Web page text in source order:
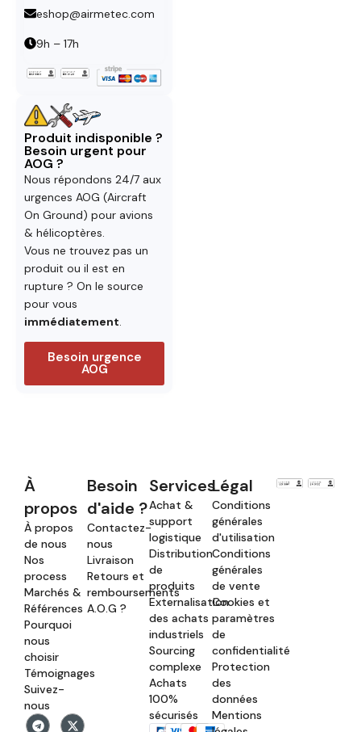
eshop@airmetec.com
9h – 17h
Produit indisponible ?
Besoin urgent pour
AOG ?
Nous répondons 24/7 aux
urgences AOG (Aircraft
On Ground) pour avions
& hélicoptères.
Vous ne trouvez pas un
produit ou il est en
rupture ? On le source
pour vous
immédiatement.
Besoin urgence
AOG
À
propos
À propos
de nous
Nos
process
Marchés &
Références
Pourquoi
nous
choisir
Témoignages
Suivez-
nous
Besoin
d'aide ?
Contactez-
nous
Livraison
Retours et
remboursements
A.O.G ?
Services
Achat &
support
logistique
Distribution
de
produits
Externalisation
des achats
industriels
Sourcing
complexe
Achats
100%
sécurisés
Légal
Conditions
générales
d'utilisation
Conditions
générales
de vente
Cookies et
paramètres
de
confidentialité
Protection
des
données
Mentions